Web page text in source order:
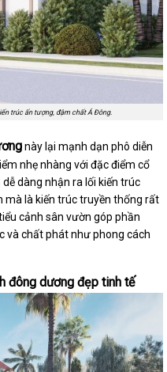
trúc ấn tượng, đậm chất Á Đông.
này lại mạnh dạn phô diễn
nhẹ nhàng với đặc điểm cổ
dàng nhận ra lối kiến trúc
mà là kiến trúc truyền thống rất
cảnh sân vườn góp phần
và chất phát như phong cách
đông dương đẹp tinh tế